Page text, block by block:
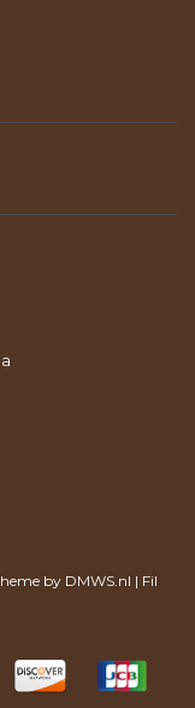
by DMWS.nl | Fil